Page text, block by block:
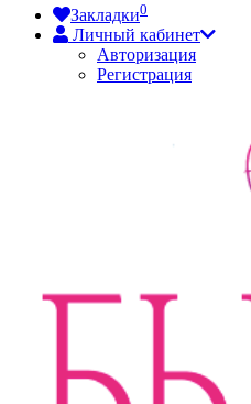
Закладки0
Личный кабинет
Авторизация
Регистрация